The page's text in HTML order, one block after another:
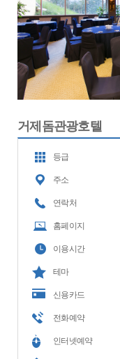
거제돔관광호텔
등급
주소
연락처
홈페이지
이용시간
테마
신용카드
전화예약
인터넷예약